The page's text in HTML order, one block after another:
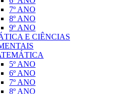
7º ANO
8º ANO
9º ANO
E CIÊNCIAS
5º ANO
6º ANO
7º ANO
8º ANO